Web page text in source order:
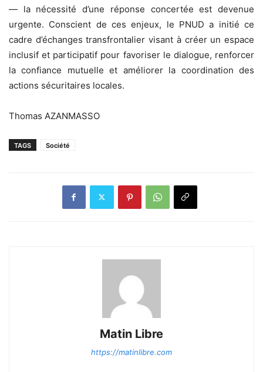
— la nécessité d’une réponse concertée est devenue
urgente. Conscient de ces enjeux, le PNUD a initié ce
cadre d’échanges transfrontalier visant à créer un espace
inclusif et participatif pour favoriser le dialogue, renforcer
la confiance mutuelle et améliorer la coordination des
actions sécuritaires locales.
Thomas AZANMASSO
TAGS Société
Matin Libre
https://matinlibre.com